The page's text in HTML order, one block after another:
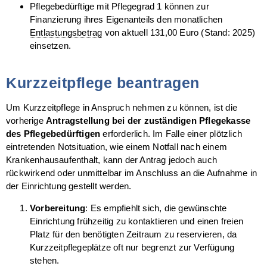
Pflegebedürftige mit Pflegegrad 1 können zur
Finanzierung ihres Eigenanteils den monatlichen
Entlastungsbetrag von aktuell 131,00 Euro (Stand: 2025)
einsetzen.
Kurzzeitpflege beantragen
Um Kurzzeitpflege in Anspruch nehmen zu können, ist die
vorherige Antragstellung bei der zuständigen Pflegekasse
des Pflegebedürftigen erforderlich. Im Falle einer plötzlich
eintretenden Notsituation, wie einem Notfall nach einem
Krankenhausaufenthalt, kann der Antrag jedoch auch
rückwirkend oder unmittelbar im Anschluss an die Aufnahme in
der Einrichtung gestellt werden.
Vorbereitung: Es empfiehlt sich, die gewünschte
Einrichtung frühzeitig zu kontaktieren und einen freien
Platz für den benötigten Zeitraum zu reservieren, da
Kurzzeitpflegeplätze oft nur begrenzt zur Verfügung
stehen.